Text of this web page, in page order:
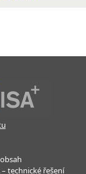
– technické řešení